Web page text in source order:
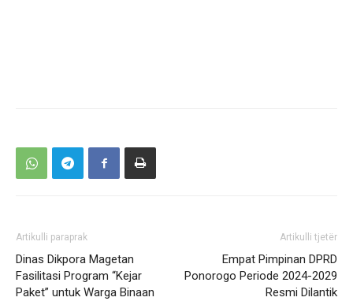
Artikulli paraprak
Dinas Dikpora Magetan
Fasilitasi Program “Kejar
Paket” untuk Warga Binaan
Artikulli tjetër
Empat Pimpinan DPRD
Ponorogo Periode 2024-2029
Resmi Dilantik